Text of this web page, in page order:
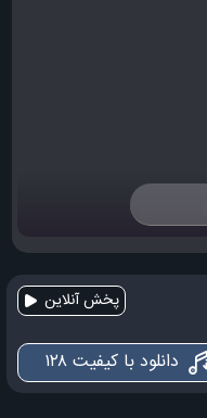
پخش آنلاین
دانلود با کیفیت ۱۲۸